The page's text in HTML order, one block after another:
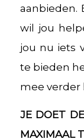
aanbieden.
wil jou
jou nu iets
te bieden
mee verder
JE DOET
MAXIMAAL